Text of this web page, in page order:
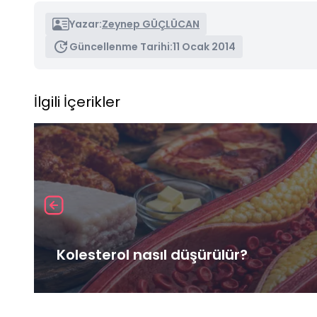
Yazar:Zeynep GÜÇLÜCAN
Güncellenme Tarihi:11 Ocak 2014
İlgili İçerikler
Kolesterol nasıl düşürülür?